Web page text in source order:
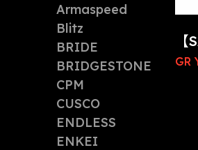
Armaspeed
Blitz
BRIDE
BRIDGESTONE
CPM
CUSCO
ENDLESS
ENKEI
GR